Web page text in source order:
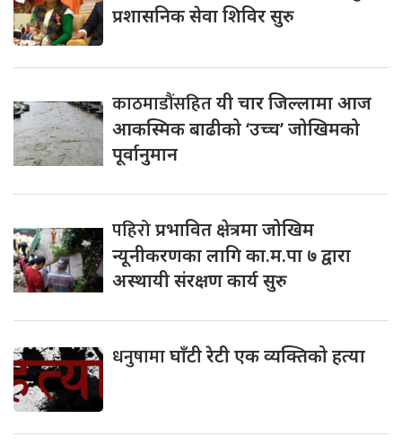
प्रशासनिक सेवा शिविर सुरु
काठमाडौंसहितयी चार जिल्लामा आज
आकस्मिक बाढीको ‘उच्च’ जोखिमको
पूर्वानुमान
पहिरोप्रभावित क्षेत्रमा जोखिम
न्यूनीकरणका लागि का.म.पा ७ द्वारा
अस्थायी संरक्षण कार्य सुरु
धनुषामाघाँटी रेटी एक व्यक्तिको हत्या